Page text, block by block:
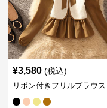
¥3,580 (税込)
リボン付きフリルブラウス